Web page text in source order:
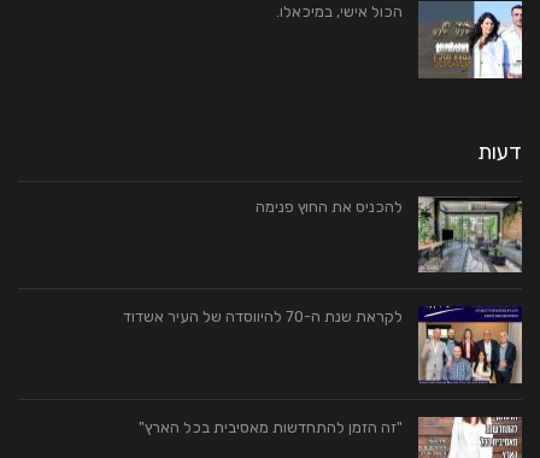
הכול אישי, במיכאלו.
דעות
להכניס את החוץ פנימה
לקראת שנת ה-70 להיווסדה של העיר אשדוד
"זה הזמן להתחדשות מאסיבית בכל הארץ"